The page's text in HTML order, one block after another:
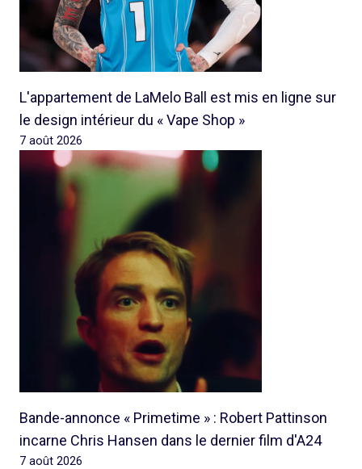
L'appartement de LaMelo Ball est mis en ligne sur
le design intérieur du « Vape Shop »
7 août 2026
Bande-annonce « Primetime » : Robert Pattinson
incarne Chris Hansen dans le dernier film d'A24
7 août 2026